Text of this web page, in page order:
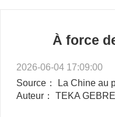
À force
2026-06-04 17:09:00
Source： La Chine au
Auteur： TEKA